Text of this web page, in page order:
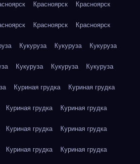
Красноярск Красноярск
Красноярск Красноярск
Кукуруза Кукуруза Кукуруза
Кукуруза Кукуруза Кукуруза
Куриная грудка Куриная грудка
Куриная грудка Куриная грудка
Куриная грудка Куриная грудка
Куриная грудка Куриная грудка